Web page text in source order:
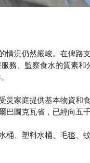
情況仍然嚴峻。在俾
務、監察食水的質素
災家庭提供基本物資和
圖克瓦省，已經向五
、塑料水桶、毛毯、